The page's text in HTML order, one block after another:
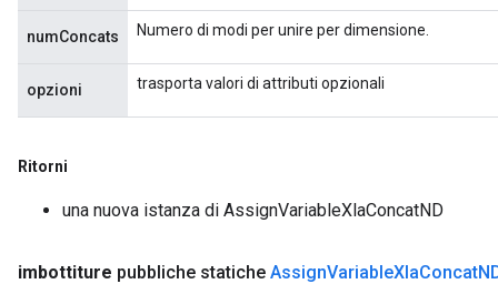
numConcats Numero di modi per unire per dimensione.
opzioni trasporta valori di attributi opzionali
Ritorni
una nuova istanza di AssignVariableXlaConcatND
imbottiture pubbliche statiche AssignVariableXlaConcat